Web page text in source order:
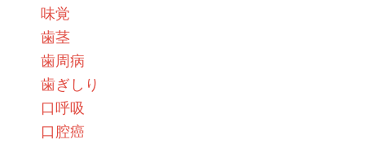
味覚
歯茎
歯周病
歯ぎしり
口呼吸
口腔癌